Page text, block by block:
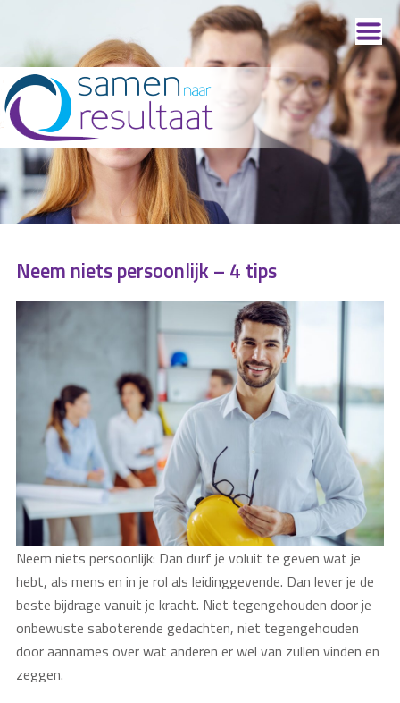
Neem niets persoonlijk – 4 tips
Neem niets persoonlijk: Dan durf je voluit te geven wat je
hebt, als mens en in je rol als leidinggevende. Dan lever je de
beste bijdrage vanuit je kracht. Niet tegengehouden door je
onbewuste saboterende gedachten, niet tegengehouden
door aannames over wat anderen er wel van zullen vinden en
zeggen.